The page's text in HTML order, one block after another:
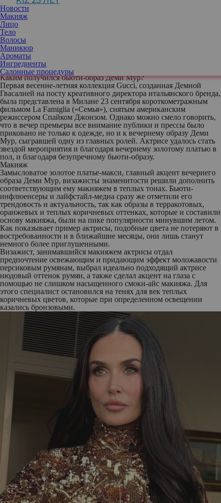
Новости
Макияж
Лицо
Тело
Волосы
Маникюр
Ароматы
Ингредиенты
Салонные процедуры
креативного директора Balenciaga Демна Гвасалия,
возглавивший итальянскую марку Gucci. Представить первую
свою работу на новом рабочем месте дизайнер тоже решил как
можно более оригинально — с помощью короткометражного
фильма, премьера которого как раз прошла в Милане. Одну из
главных ролей в нем исполнила Деми Мур, на показе
появившаяся в вечернем образе, созданным Демной и
дополненным трендовым «жареным макияжем» и длинными
локонами. О последних рассказываем вам немного подробнее.
Каким получился бьюти-образ Деми Мур?
Первая весенне-летняя коллекция Gucci, созданная Демной
Гвасалией на посту креативного директора итальянского бренда,
была представлена в Милане 23 сентября короткометражным
фильмом La Famiglia («Семья»), снятым американским
режиссером Спайком Джонзом. Однако можно смело говорить,
что в вечер премьеры все внимание публики и прессы было
приковано не только к одежде, но и к вечернему образу Деми
Мур, сыгравшей одну из главных ролей. Актрисе удалось стать
звездой мероприятия и благодаря вечернему золотому платью в
пол, и благодаря безупречному бьюти-образу.
Макияж
Замысловатое золотое платье-макси, главный акцент вечернего
образа Деми Мур, визажисты знаменитости решили дополнить
соответствующим ему макияжем в теплых тонах. Бьюти-
инфлюенсеры и лайфстайл-медиа сразу же отметили его
трендовость и актуальность, так как образы в терракотовых,
оранжевых и теплых коричневых оттенках, которые и составили
основу макияжа, были на пике популярности минувшим летом.
Как показывает пример актрисы, подобные цвета не потеряют в
востребованности и в ближайшие месяцы, они лишь станут
немного более приглушенными.
Визажист, занимавшийся макияжем актрисы отдал
предпочтение освежающим и придающим эффект моложавости
персиковым румянам, выбрал идеально подходящий актрисе
нюдовый оттенок румян, а также сделал акцент на глаза с
помощью не слишком насыщенного смоки-айс макияжа. Для
этого специалист остановился на тенях для век теплых
коричневых цветов, которые при определенном освещении
казались бронзовыми.